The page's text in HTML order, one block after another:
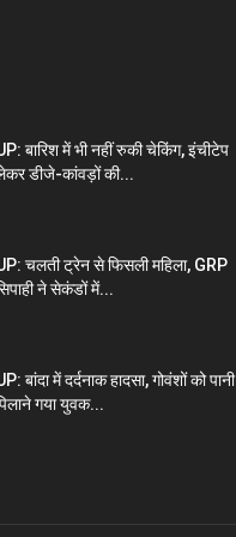
बारिश में भी नहीं रुकी चेकिंग, इंचीटेप
डीजे-कांवड़ों की...
चलती ट्रेन से फिसली महिला, GRP
ने सेकंडों में...
बांदा में दर्दनाक हादसा, गोवंशों को पानी
गया युवक...